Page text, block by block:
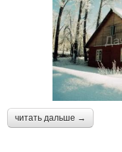
читать дальше →